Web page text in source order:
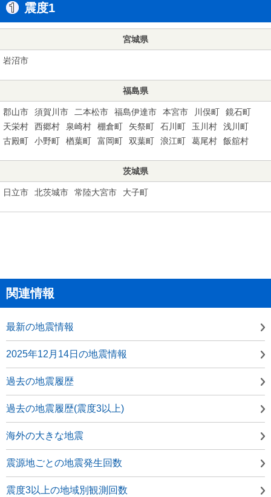
震度1
宮城県
岩沼市
福島県
郡山市 須賀川市 二本松市 福島伊達市 本宮市 川俣町
鏡石町
天栄村
西郷村 泉崎村 棚倉町 矢祭町 石川町 玉川村
浅川町
古殿町
小野町 楢葉町 富岡町 双葉町 浪江町 葛尾村 飯舘村
茨城県
日立市 北茨城市 常陸大宮市 大子町
関連情報
最新の地震情報
2025年12月14日の地震情報
過去の地震履歴
過去の地震履歴(震度3以上)
海外の大きな地震
震源地ごとの地震発生回数
震度3以上の地域別観測回数